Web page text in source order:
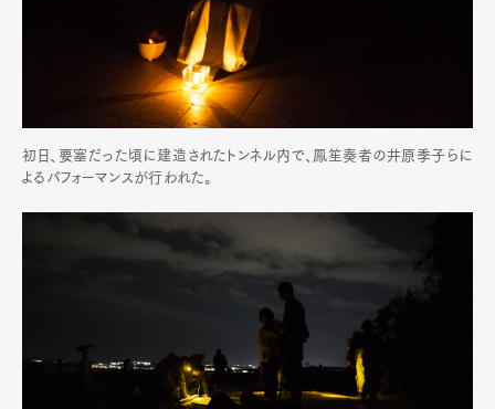
初日、要塞だった頃に建造されたトンネル内で、鳳笙奏者の井原季子らに
よるパフォーマンスが行われた。